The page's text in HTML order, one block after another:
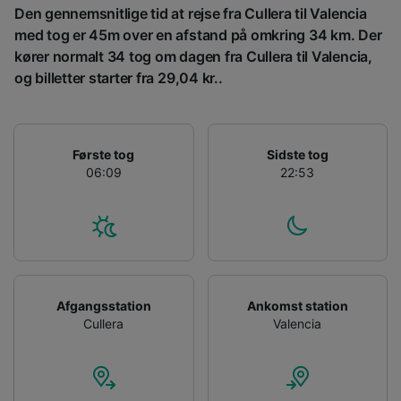
Den gennemsnitlige tid at rejse fra Cullera til Valencia
med tog er 45m over en afstand på omkring 34 km. Der
kører normalt 34 tog om dagen fra Cullera til Valencia,
og billetter starter fra 29,04 kr..
Første tog
06:09
Sidste tog
22:53
Afgangsstation
Cullera
Ankomst station
Valencia
enhedskarakteristika til identifikation.
Opbevare og/eller tilgå oplysninger på en
enhed. Tilpasset annoncering og indhold,
annoncerings- og indholdsmåling,
målgruppeundersøgelser og udvikling af